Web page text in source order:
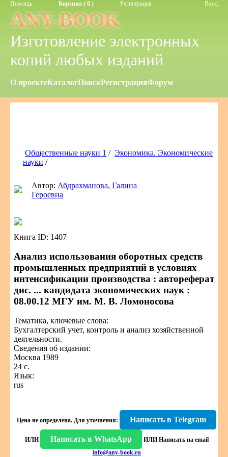
Помощь Корзина ( 0 ) Регистрация Вход
ANY-BOOK
Изготовление электронных
копий любых изданий
О проектеКаталогПоискРегистрацияФорум
Общественные науки 1 / Экономика. Экономические
науки /
Автор: Абдрахманова, Галина
Героевна
Книга ID: 1407
Анализ использования оборотных средств
промышленных предприятий в условиях
интенсификации производства : автореферат
дис. ... кандидата экономических наук :
08.00.12 МГУ им. М. В. Ломоносова
Тематика, ключевые слова:
Бухгалтерский учет, контроль и анализ хозяйственной
деятельности.
Сведения об издании:
Москва 1989
24 с.
Язык:
rus
Цена не определена. Для уточнения: Написать в Telegram
ИЛИ Написать в WhatsApp ИЛИ Написать на email
info@any-book.ru